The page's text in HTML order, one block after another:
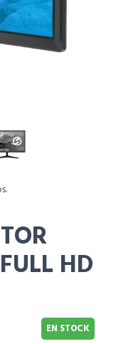
HD
EN STOCK